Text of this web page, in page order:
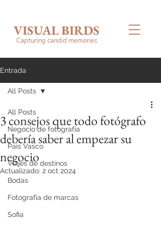
VISUAL BIRDS
Capturing candid memories
Entrada
All Posts
Negocio de fotografía
País Vasco
Viajes de destinos
Bodas
Fotografía de marcas
Sofia
All Posts
3 consejos que todo fotógrafo
debería saber al empezar su
negocio
Actualizado: 2 oct 2024